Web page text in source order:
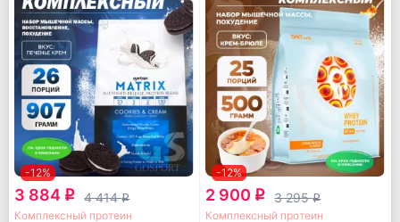
-12%
3 884 q 4 414q
Комплексный протеин
-12%
2 900 q 3 295q
Комплексный протеин